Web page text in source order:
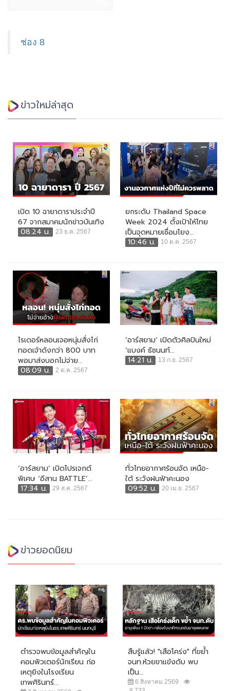
ช่อง 8
ข่าวใหม่ล่าสุด
เปิด 10 ฉายาดาราประจำปี
67 จากสมาคมนักข่าวบันเทิง
08:24 น.
23 ธ.ค. 2567
ยกระดับ Thailand Space
Week 2024 ตั้งเป้าให้ไทย
เป็นจุดหมายเชื่อมโยง...
10:46 น.
10 ต.ค. 2567
ไรเดอร์หลอนเจอหนุ่มสั่งไก่
ทอดเจ้าดังกว่า 800 บาท
พอมาส่งบอกไม่จ่าย...
08:09 น.
2 ต.ค. 2567
‘อาร์สยาม’ เปิดตัวศิลปินใหม่
‘แบงค์ ธัชนนท์...
14:21 น.
13 ก.ย. 2567
‘อาร์สยาม’ เปิดโปรเจกต์
พิเศษ ‘อีสาน BATTLE’...
17:34 น.
29 ส.ค. 2567
ทั่วไทยอากาศร้อนจัด เหนือ-
ใต้ ระวังฝนฟ้าคะนอง
09:52 น.
20 เม.ย. 2567
ข่าวยอดนิยม
ตำรวจพบข้อมูลสำคัญใน
คอมพิวเตอร์นักเรียน ก่อ
เหตุยิงในโรงเรียน
เทพศิรินทร์...
สืบรู้แล้ว! "เสือโคร่ง" ที่ขย้ำ
จนท.ห้วยขาแข้งดับ พบ
เป็น...
6 สิงหาคม 2569